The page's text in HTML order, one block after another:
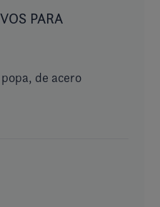
PARA
de acero